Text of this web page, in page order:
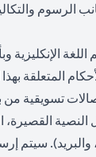
opens in a
الرسوم
opens in a
اللغة الإنكليزية
المتعلقة
تسويقية
القصيرة،
والبريد). سيتم